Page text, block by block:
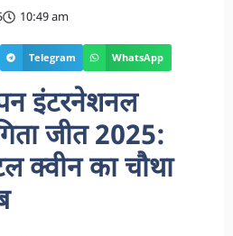
10:49 am
Telegram WhatsApp
इंटरनेशनल
जीत 2025:
क्वीन का चौथा